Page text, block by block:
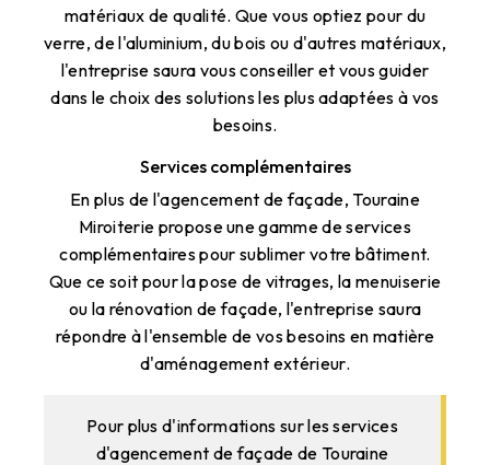
matériaux de qualité. Que vous optiez pour du
verre, de l'aluminium, du bois ou d'autres matériaux,
l'entreprise saura vous conseiller et vous guider
dans le choix des solutions les plus adaptées à vos
besoins.
Services complémentaires
En plus de l'agencement de façade, Touraine
Miroiterie propose une gamme de services
complémentaires pour sublimer votre bâtiment.
Que ce soit pour la pose de vitrages, la menuiserie
ou la rénovation de façade, l'entreprise saura
répondre à l'ensemble de vos besoins en matière
d'aménagement extérieur.
Pour plus d'informations sur les services
d'agencement de façade de Touraine